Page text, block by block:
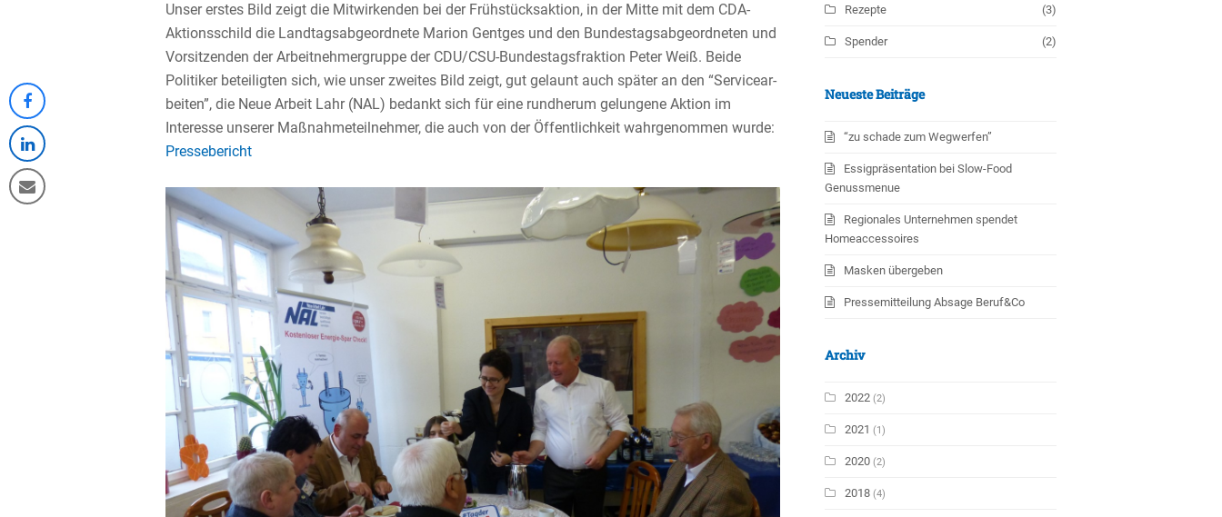
Unser erstes Bild zeigt die Mitwir­kenden bei der Frühstücks­ak­tion, in der Mitte mit dem CDA-
Aktions­schild die Landtags­ab­ge­ord­nete Marion Gentges und den Bundes­tags­ab­ge­ord­neten und
Vorsit­zenden der Arbeit­neh­mer­gruppe der CDU/CSU-Bundes­tags­frak­tion Peter Weiß. Beide
Politiker betei­ligten sich, wie unser zweites Bild zeigt, gut gelaunt auch später an den “Service­ar­
beiten”, die Neue Arbeit Lahr (NAL) bedankt sich für eine rundherum gelungene Aktion im
Interesse unserer Maßnah­me­teil­nehmer, die auch von der Öffent­lich­keit wahrge­nommen wurde:
Presse­be­richt
Share
on
Facebook
Share
on
LinkedIn
Share
Rezepte (3)
Spender (2)
Neueste Beiträge
“zu schade zum Wegwerfen”
Essigpräsentation bei Slow-Food
Genussmenue
Regionales Unternehmen spendet
Homeaccessoires
Masken übergeben
Pressemitteilung Absage Beruf&Co
Archiv
2022(2)
2021(1)
2020(2)
2018(4)